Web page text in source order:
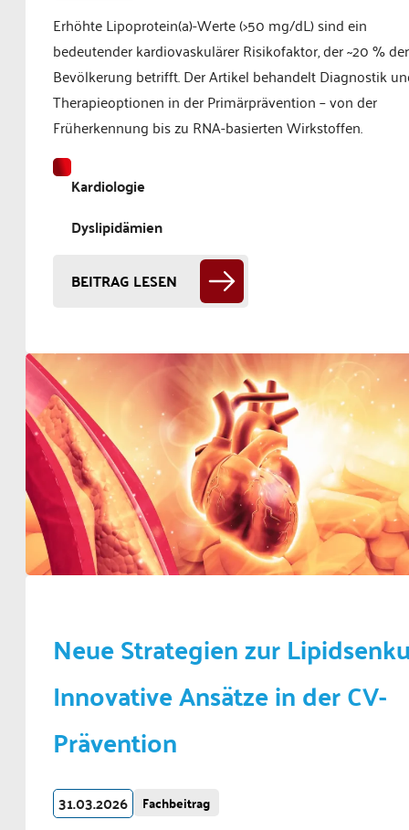
Erhöhte Lipoprotein(a)-Werte (>50 mg/dL) sind ein
bedeutender kardiovaskulärer Risikofaktor, der ~20 % der
Bevölkerung betrifft. Der Artikel behandelt Diagnostik
Therapieoptionen in der Primärprävention – von der
Früherkennung bis zu RNA-basierten Wirkstoffen.
Kardiologie
Dyslipidämien
BEITRAG LESEN
Neue Strategien zur
Innovative Ansätze in der CV-
Prävention
31.03.2026 Fachbeitrag